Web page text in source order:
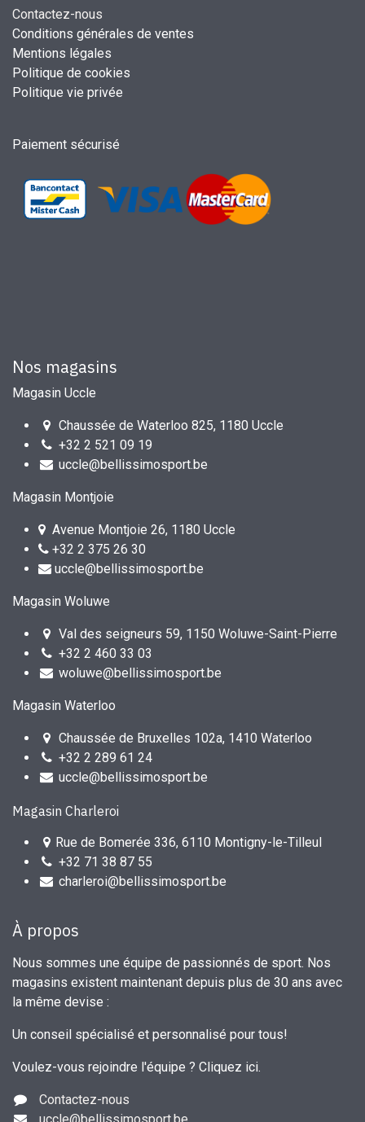
Contactez-nous
Conditions générales de ventes
Mentions légales
Politique de cookies
Politique vie privée
Paiement sécurisé
Nos magasins
Magasin Uccle
Chaussée de Waterloo 825, 1180 Uccle
+32 2 521 09 19
uccle@bellissimosport.be
Magasin Montjoie
Avenue Montjoie 26, 1180 Uccle
+32 2 375 26 30
uccle@bellissimosport.be
Magasin Woluwe
Val des seigneurs 59, 1150 Woluwe-Saint-Pierre
+32 2 460 33 03
woluwe@bellissimosport.be
Magasin Waterloo
Chaussée de Bruxelles 102a, 1410 Waterloo
+32 2 289 61 24
uccle@bellissimosport.be
Magasin Charleroi
Rue de Bomerée 336, 6110 Montigny-le-Tilleul
+32 71 38 87 55
charleroi@bellissimosport.be
À propos
Nous sommes une équipe de passionnés de sport. Nos
magasins existent maintenant depuis plus de 30 ans avec
la même devise :
Un conseil spécialisé et personnalisé pour tous!
Voulez-vous rejoindre l'équipe ? Cliquez ici.
Contactez-nous